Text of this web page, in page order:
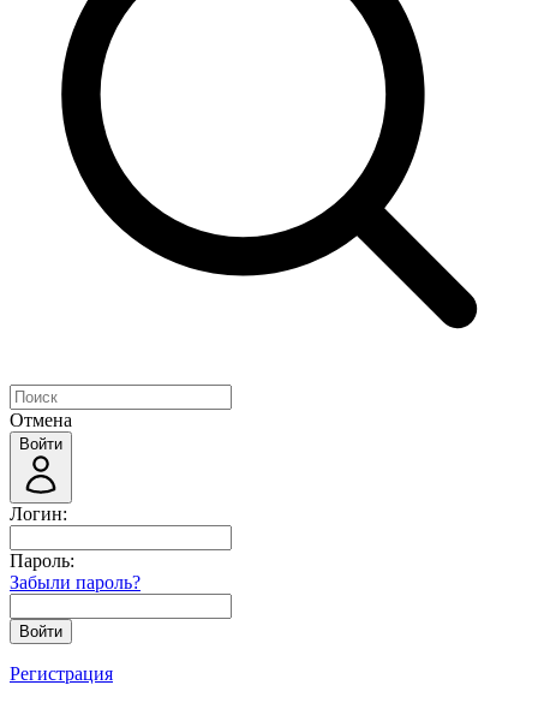
Отмена
Войти
Логин:
Пароль:
Забыли пароль?
Войти
Регистрация